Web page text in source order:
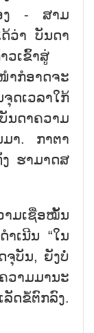
ອງ - ສາມ
ວ່າ ບັນດາ
ວເຂົ້າສູ່
ກໍອາດຈະ
ດເວລາໃກ້
ນດາຄວາມ
ມາ. ກາຕາ
ງ ຮາມາດສ
າມເຊື່ອໝັ້ນ
ເນີນ “ໃນ
ຈຸບັນ, ຍັງບໍ່
ວາມມານະ
ລັດຂໍ້ຕົກລົງ.